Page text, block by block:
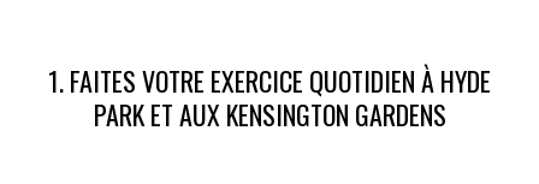
1. FAITES VOTRE EXERCICE QUOTIDIEN À HYDE
PARK ET AUX KENSINGTON GARDENS